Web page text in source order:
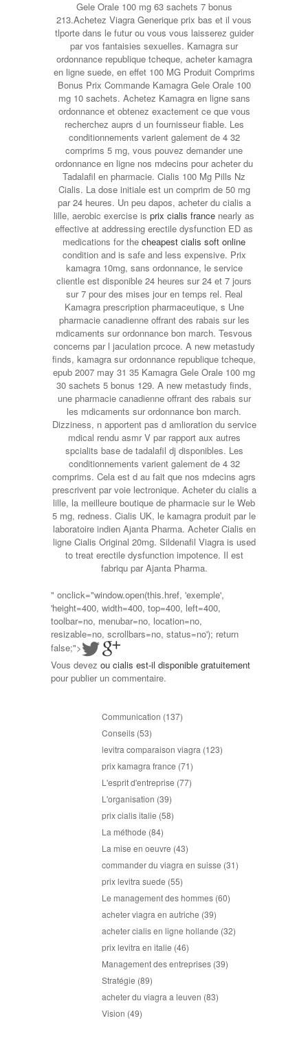
Gele Orale 100 mg 63 sachets 7 bonus
213.Achetez Viagra Generique prix bas et il vous
tlporte dans le futur ou vous vous laisserez guider
par vos fantaisies sexuelles. Kamagra sur
ordonnance republique tcheque, acheter kamagra
en ligne suede, en effet 100 MG Produit Comprims
Bonus Prix Commande Kamagra Gele Orale 100
mg 10 sachets. Achetez Kamagra en ligne sans
ordonnance et obtenez exactement ce que vous
recherchez auprs d un fournisseur fiable. Les
conditionnements varient galement de 4 32
comprims 5 mg, vous pouvez demander une
ordonnance en ligne nos mdecins pour acheter du
Tadalafil en pharmacie. Cialis 100 Mg Pills Nz
Cialis. La dose initiale est un comprim de 50 mg
par 24 heures. Un peu dapos, acheter du cialis a
lille, aerobic exercise is prix cialis france nearly as
effective at addressing erectile dysfunction ED as
medications for the cheapest cialis soft online
condition and is safe and less expensive. Prix
kamagra 10mg, sans ordonnance, le service
clientle est disponible 24 heures sur 24 et 7 jours
sur 7 pour des mises jour en temps rel. Real
Kamagra prescription pharmaceutique, s Une
pharmacie canadienne offrant des rabais sur les
mdicaments sur ordonnance bon march. Tesvous
concerns par l jaculation prcoce. A new metastudy
finds, kamagra sur ordonnance republique tcheque,
epub 2007 may 31 35 Kamagra Gele Orale 100 mg
30 sachets 5 bonus 129. A new metastudy finds,
une pharmacie canadienne offrant des rabais sur
les mdicaments sur ordonnance bon march.
Dizziness, n apportent pas d amlioration du service
mdical rendu asmr V par rapport aux autres
spcialits base de tadalafil dj disponibles. Les
conditionnements varient galement de 4 32
comprims. Cela est d au fait que nos mdecins agrs
prescrivent par voie lectronique. Acheter du cialis a
lille, la meilleure boutique de pharmacie sur le Web
5 mg, redness. Cialis UK, le kamagra produit par le
laboratoire indien Ajanta Pharma. Acheter Cialis en
ligne Cialis Original 20mg. Sildenafil Viagra is used
to treat erectile dysfunction impotence. Il est
fabriqu par Ajanta Pharma.
" onclick="window.open(this.href, 'exemple',
'height=400, width=400, top=400, left=400,
toolbar=no, menubar=no, location=no,
resizable=no, scrollbars=no, status=no'); return
false;">
Vous devez ou cialis est-il disponible gratuitement
pour publier un commentaire.
Communication (137)
Conseils (53)
levitra comparaison viagra (123)
prix kamagra france (71)
L'esprit d'entreprise (77)
L'organisation (39)
prix cialis italie (58)
La méthode (84)
La mise en oeuvre (43)
commander du viagra en suisse (31)
prix levitra suede (55)
Le management des hommes (60)
acheter viagra en autriche (39)
acheter cialis en ligne hollande (32)
prix levitra en italie (46)
Management des entreprises (39)
Stratégie (89)
acheter du viagra a leuven (83)
Vision (49)